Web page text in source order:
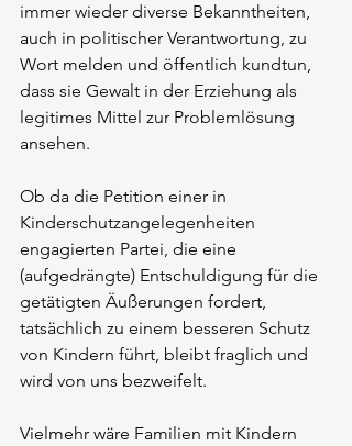
immer wieder diverse Bekanntheiten,
auch in politischer Verantwortung, zu
Wort melden und öffentlich kundtun,
dass sie Gewalt in der Erziehung als
legitimes Mittel zur Problemlösung
ansehen.
Ob da die Petition einer in
Kinderschutzangelegenheiten
engagierten Partei, die eine
(aufgedrängte) Entschuldigung für die
getätigten Äußerungen fordert,
tatsächlich zu einem besseren Schutz
von Kindern führt, bleibt fraglich und
wird von uns bezweifelt.
Vielmehr wäre Familien mit Kindern